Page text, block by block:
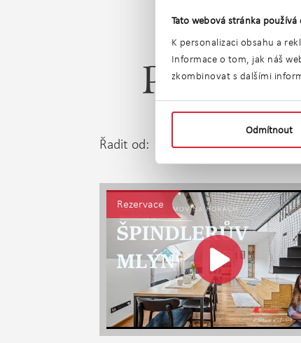
Tato webová stránka používá
K personalizaci obsahu a
Informace o tom, jak náš
zkombinovat s dalšími
Odmítnout
Prodej
Řadit od: Nejnovější
Rezervace